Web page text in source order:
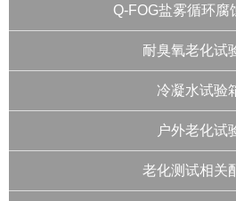
Q-FOG盐雾循环腐
耐臭氧老化试
冷凝水试验
户外老化试
老化测试相关